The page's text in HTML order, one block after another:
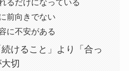
るだけになっている
前向きでない
に不安がある
けること」より「合っ
切